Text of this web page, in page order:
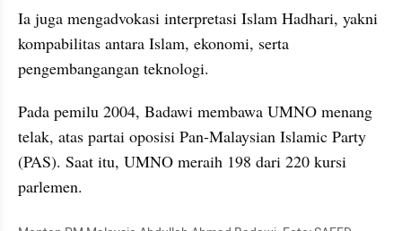
Ia juga mengadvokasi interpretasi Islam Hadhari, yakni
kompabilitas antara Islam, ekonomi, serta
pengembangangan teknologi.
Pada pemilu 2004, Badawi membawa UMNO menang
telak, atas partai oposisi Pan-Malaysian Islamic Party
(PAS). Saat itu, UMNO meraih 198 dari 220 kursi
parlemen.